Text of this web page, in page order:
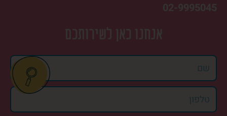
02-9995045
אנחנו כאן לשירותכם